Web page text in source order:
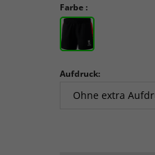
Farbe :
Aufdruck: